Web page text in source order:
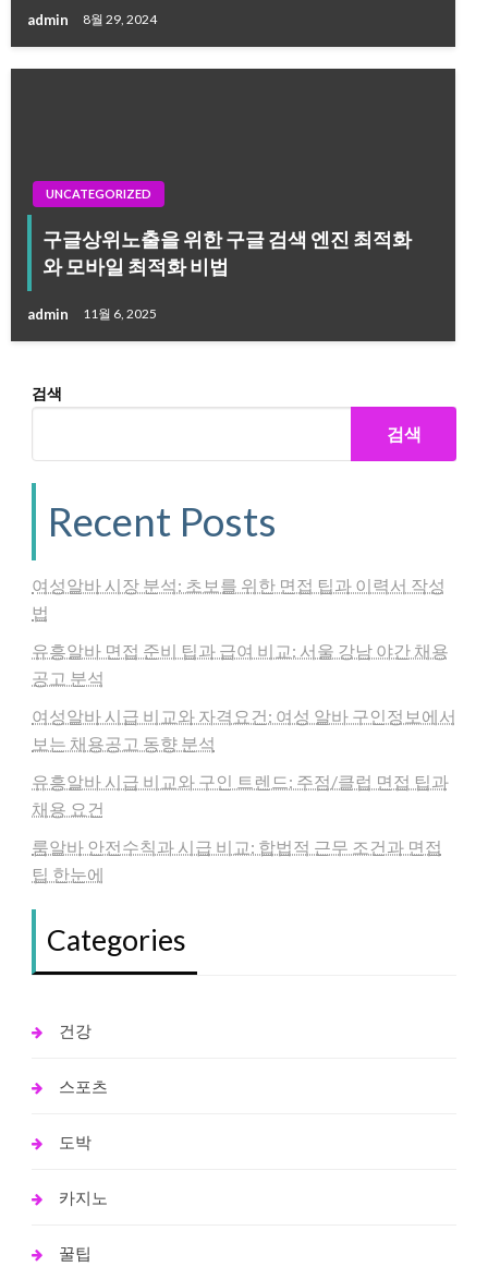
admin 8월 29, 2024
UNCATEGORIZED
구글상위노출을 위한 구글 검색 엔진 최적화
와 모바일 최적화 비법
admin 11월 6, 2025
검색
검색
Recent Posts
여성알바 시장 분석: 초보를 위한 면접 팁과 이력서 작성
법
유흥알바 면접 준비 팁과 급여 비교: 서울 강남 야간 채용
공고 분석
여성알바 시급 비교와 자격요건: 여성 알바 구인정보에서
보는 채용공고 동향 분석
유흥알바 시급 비교와 구인 트렌드: 주점/클럽 면접 팁과
채용 요건
룸알바 안전수칙과 시급 비교: 합법적 근무 조건과 면접
팁 한눈에
Categories
건강
스포츠
도박
카지노
꿀팁